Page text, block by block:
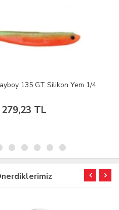
135 GT Silikon Yem 1/4
TL